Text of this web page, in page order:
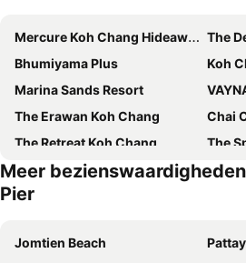
Mercure Koh Chang Hideaway
The
Bhumiyama Plus
Koh
Marina Sands Resort
The Erawan Koh Chang
Chai
The Retreat Koh Chang
The
The Stage Koh Chang
Dinso
Mac Resort Hotel
Mam Kaibae Hotel
Meer
Pier
Jomtien Beach